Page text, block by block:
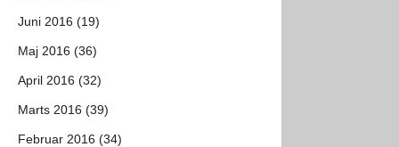
Juni 2016 (19)
Maj 2016 (36)
April 2016 (32)
Marts 2016 (39)
Februar 2016 (34)